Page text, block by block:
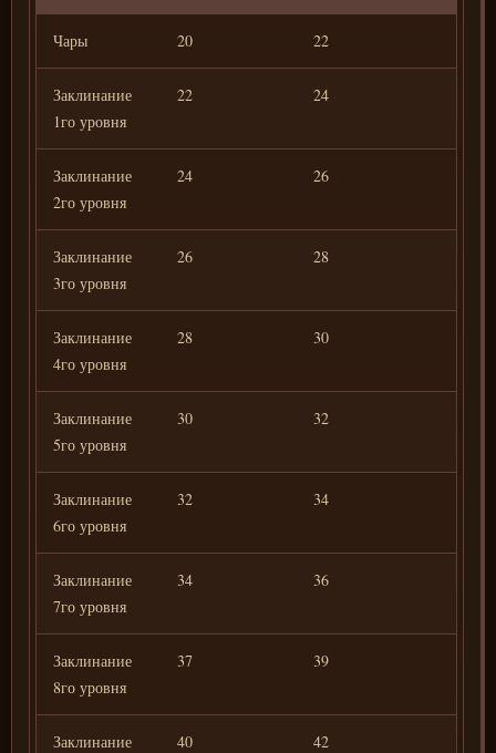
Чары 20 22
Заклинание
1го уровня
22 24
Заклинание
2го уровня
24 26
Заклинание
3го уровня
26 28
Заклинание
4го уровня
28 30
Заклинание
5го уровня
30 32
Заклинание
6го уровня
32 34
Заклинание
7го уровня
34 36
Заклинание
8го уровня
37 39
Заклинание
40 42